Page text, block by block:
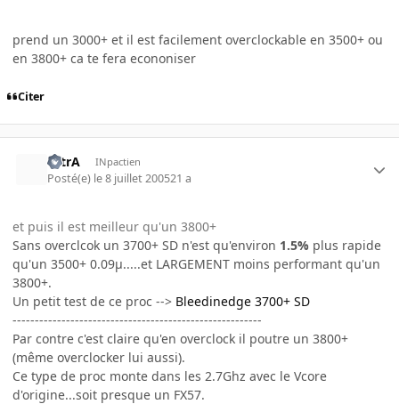
prend un 3000+ et il est facilement overclockable en 3500+ ou
en 3800+ ca te fera econoniser
Citer
UltrA INpactien
Posté(e) le 8 juillet 200521 a
et puis il est meilleur qu'un 3800+
Sans overclcok un 3700+ SD n'est qu'environ 1.5% plus rapide
qu'un 3500+ 0.09µ.....et LARGEMENT moins performant qu'un
3800+.
Un petit test de ce proc --> Bleedinedge 3700+ SD
--------------------------------------------------------
Par contre c'est claire qu'en overclock il poutre un 3800+
(même overclocker lui aussi).
Ce type de proc monte dans les 2.7Ghz avec le Vcore
d'origine...soit presque un FX57.